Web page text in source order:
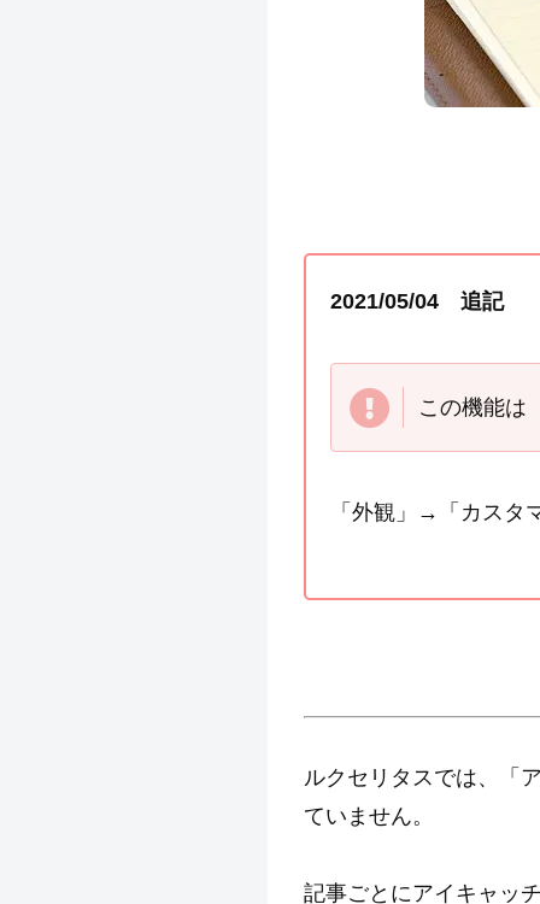
2021/05/04 追記
この機能
「外観」→「カスタ
ルクセリタスでは、「
ていません。
記事ごとにアイキャッ